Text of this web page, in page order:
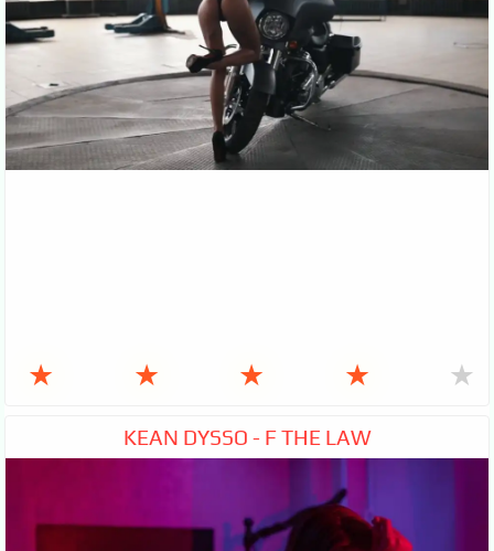
★ ★ ★ ★ ★
KEAN DYSSO - F THE LAW